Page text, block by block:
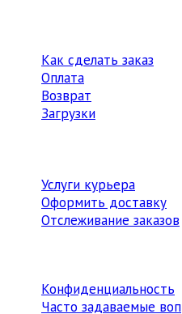
Как сделать заказ
Оплата
Возврат
Загрузки
Услуги курьера
Оформить доставку
Отслеживание заказов
Конфиденциальность
Часто задаваемые